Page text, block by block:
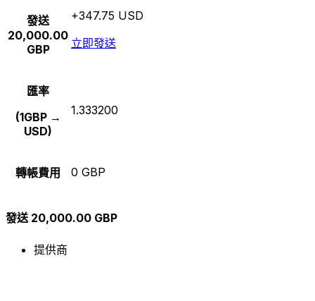
發送
20,000.00
GBP
+347.75 USD
立即發送
匯率
(1GBP →
USD)
1.333200
轉帳費用 0 GBP
發送 20,000.00 GBP
提供商